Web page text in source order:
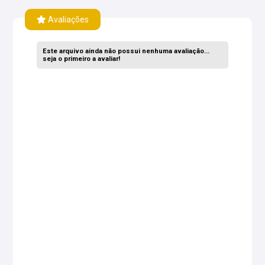
Avaliações
Este arquivo ainda não possui nenhuma avaliação...
seja o primeiro a avaliar!